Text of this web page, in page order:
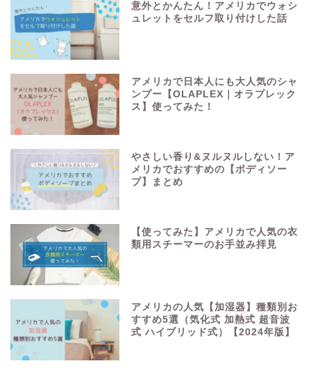
意外とかんたん！アメリカでウォシ
ュレットをセルフ取り付けした話
アメリカで日本人にも大人気のシャ
ンプー【OLAPLEX｜オラプレック
ス】使ってみた！
やさしい香り&ヌルヌルしない！ア
メリカでおすすめの【ボディソー
プ】まとめ
【使ってみた】アメリカで人気の衣
類用スチーマーのお手並み拝見
アメリカの人気【加湿器】種類別お
すすめ5選（気化式 加熱式 超音波
式 ハイブリッド式）【2024年版】